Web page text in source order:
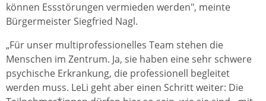
können Essstörungen vermieden werden", meinte
Bürgermeister Siegfried Nagl.
„Für unser multiprofessionelles Team stehen die
Menschen im Zentrum. Ja, sie haben eine sehr schwere
psychische Erkrankung, die professionell begleitet
werden muss. LeLi geht aber einen Schritt weiter: Die